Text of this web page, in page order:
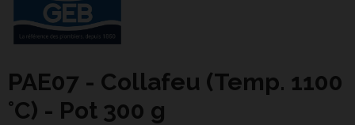
PAE07 - Collafeu (Temp. 1100
°C) - Pot 300 g